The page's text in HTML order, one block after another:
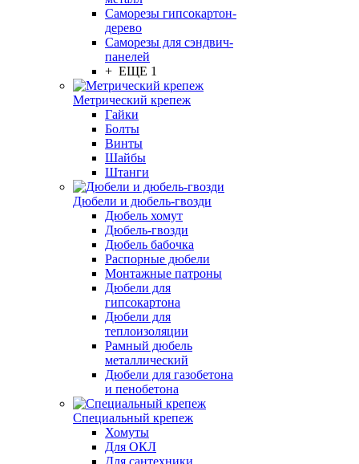
Саморезы гипсокартон-
дерево
Саморезы для сэндвич-
панелей
+ ЕЩЕ 1
Метрический крепеж
Гайки
Болты
Винты
Шайбы
Штанги
Дюбели и дюбель-гвозди
Дюбель хомут
Дюбель-гвозди
Дюбель бабочка
Распорные дюбели
Монтажные патроны
Дюбели для
гипсокартона
Дюбели для
теплоизоляции
Рамный дюбель
металлический
Дюбели для газобетона
и пенобетона
Специальный крепеж
Хомуты
Для ОКЛ
Для сантехники